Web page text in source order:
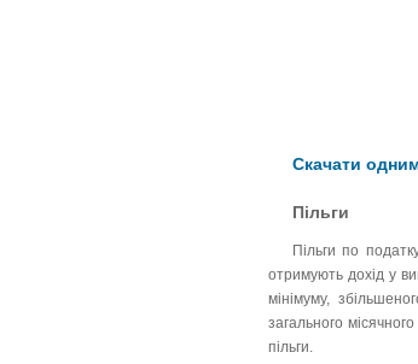
Скачати
Пільги
Пільги по
отримують дохід у
мінімуму,
загального
пільги.